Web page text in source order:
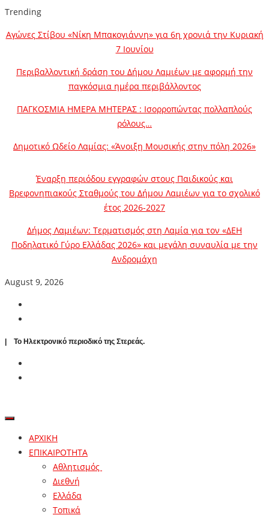
Trending
Αγώνες Στίβου «Νίκη Μπακογιάννη» για 6η χρονιά την Κυριακή
7 Ιουνίου
Περιβαλλοντική δράση του Δήμου Λαμιέων με αφορμή την
παγκόσμια ημέρα περιβάλλοντος
ΠΑΓΚΟΣΜΙΑ ΗΜΕΡΑ ΜΗΤΕΡΑΣ : Ισορροπώντας πολλαπλούς
ρόλους…
Δημοτικό Ωδείο Λαμίας: «Άνοιξη Μουσικής στην πόλη 2026»
Έναρξη περιόδου εγγραφών στους Παιδικούς και
Βρεφονηπιακούς Σταθμούς του Δήμου Λαμιέων για το σχολικό
έτος 2026-2027
Δήμος Λαμιέων: Τερματισμός στη Λαμία για τον «ΔΕΗ
Ποδηλατικό Γύρο Ελλάδας 2026» και μεγάλη συναυλία με την
Ανδρομάχη
August 9, 2026
| To Ηλεκτρονικό περιοδικό της Στερεάς.
ΑΡΧΙΚΗ
ΕΠΙΚΑΙΡΟΤΗΤΑ
Αθλητισμός
Διεθνή
Ελλάδα
Τοπικά